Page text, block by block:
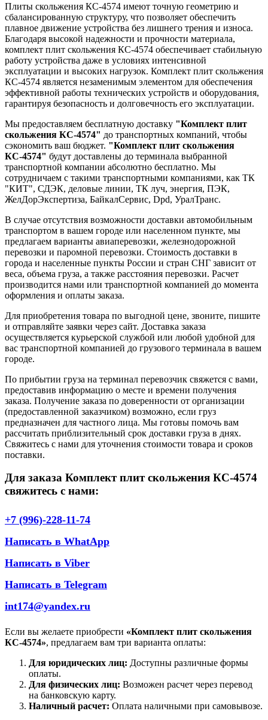
Плиты скольжения КС-4574 имеют точную геометрию и
сбалансированную структуру, что позволяет обеспечить
плавное движение устройства без лишнего трения и износа.
Благодаря высокой надежности и прочности материала,
комплект плит скольжения КС-4574 обеспечивает стабильную
работу устройства даже в условиях интенсивной
эксплуатации и высоких нагрузок. Комплект плит скольжения
КС-4574 является незаменимым элементом для обеспечения
эффективной работы технических устройств и оборудования,
гарантируя безопасность и долговечность его эксплуатации.
Мы предоставляем бесплатную доставку "Комплект плит
скольжения КС-4574" до транспортных компаний, чтобы
сэкономить ваш бюджет. "Комплект плит скольжения
КС-4574" будут доставлены до терминала выбранной
транспортной компании абсолютно бесплатно. Мы
сотрудничаем с такими транспортными компаниями, как ТК
"КИТ", СДЭК, деловые линии, ТК луч, энергия, ПЭК,
ЖелДорЭкспертиза, БайкалСервис, Dpd, УралТранс.
В случае отсутствия возможности доставки автомобильным
транспортом в вашем городе или населенном пункте, мы
предлагаем варианты авиаперевозки, железнодорожной
перевозки и паромной перевозки. Стоимость доставки в
города и населенные пункты России и стран СНГ зависит от
веса, объема груза, а также расстояния перевозки. Расчет
производится нами или транспортной компанией до момента
оформления и оплаты заказа.
Для приобретения товара по выгодной цене, звоните, пишите
и отправляйте заявки через сайт. Доставка заказа
осуществляется курьерской службой или любой удобной для
вас транспортной компанией до грузового терминала в вашем
городе.
По прибытии груза на терминал перевозчик свяжется с вами,
предоставив информацию о месте и времени получения
заказа. Получение заказа по доверенности от организации
(предоставленной заказчиком) возможно, если груз
предназначен для частного лица. Мы готовы помочь вам
рассчитать приблизительный срок доставки груза в днях.
Свяжитесь с нами для уточнения стоимости товара и сроков
поставки.
Для заказа Комплект плит скольжения КС-4574
свяжитесь с нами:
+7 (996)-228-11-74
Написать в WhatApp
Написать в Viber
Написать в Telegram
int174@yandex.ru
Если вы желаете приобрести «Комплект плит скольжения
КС-4574», предлагаем вам три варианта оплаты:
Для юридических лиц: Доступны различные формы
оплаты.
Для физических лиц: Возможен расчет через перевод
на банковскую карту.
Наличный расчет: Оплата наличными при самовывозе.